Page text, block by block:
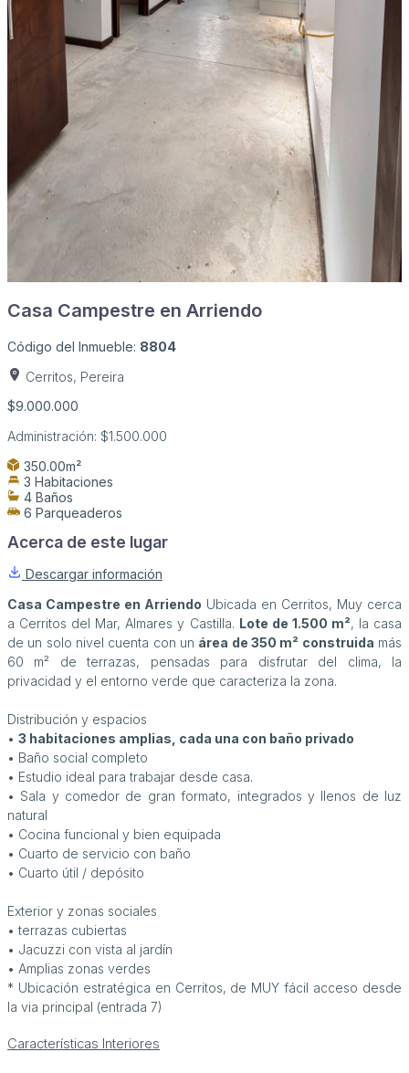
Casa Campestre en Arriendo
Código del Inmueble: 8804
Cerritos, Pereira
$9.000.000
Administración: $1.500.000
350.00m²
3 Habitaciones
4 Baños
6 Parqueaderos
Acerca de este lugar
Descargar información
Casa Campestre en Arriendo Ubicada en Cerritos, Muy cerca
a Cerritos del Mar, Almares y Castilla. Lote de 1.500 m², la casa
de un solo nivel cuenta con un área de 350 m² construida más
60 m² de terrazas, pensadas para disfrutar del clima, la
privacidad y el entorno verde que caracteriza la zona.
Distribución y espacios
• 3 habitaciones amplias, cada una con baño privado
• Baño social completo
• Estudio ideal para trabajar desde casa.
• Sala y comedor de gran formato, integrados y llenos de luz
natural
• Cocina funcional y bien equipada
• Cuarto de servicio con baño
• Cuarto útil / depósito
Exterior y zonas sociales
• terrazas cubiertas
• Jacuzzi con vista al jardín
• Amplias zonas verdes
* Ubicación estratégica en Cerritos, de MUY fácil acceso desde
la via principal (entrada 7)
Características Interiores